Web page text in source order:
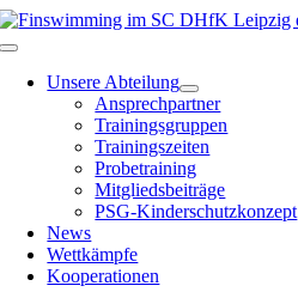
Zum
Inhalt
Toggle
NavigationUnsere Abteilung
Ansprechpartner
Trainingsgruppen
Trainingszeiten
Probetraining
Mitgliedsbeiträge
PSG-Kinderschutzkonzept
News
Wettkämpfe
Kooperationen